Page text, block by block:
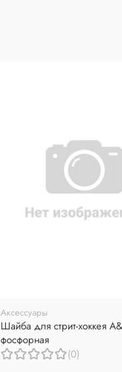
Аксессуары
Шайба для стрит-хоккея
фосфорная
(0)